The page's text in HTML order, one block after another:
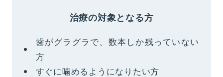
治療の対象となる方
歯がグラグラで、数本しか残っていない
方
すぐに噛めるようになりたい方